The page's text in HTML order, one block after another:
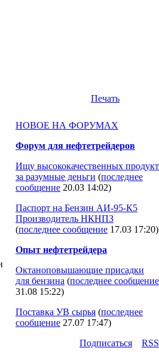
Печать
НОВОЕ НА ФОРУМАХ
Форум для нефтетрейдеров
Ищу высококачественных продукт
за разумные деньги (последнее
сообщение 20.03 14:02)
Паспорт на Бензин АИ-95-К5
Производитель НКНПЗ
(последнее сообщение 17.03 17:20)
Опыт нефтетрейдера
Октаноповышающие присадки
для бензина (последнее сообщение
31.08 15:22)
Поставка УВ сырья (последнее
сообщение 27.07 17:47)
Подпиcаться
RSS